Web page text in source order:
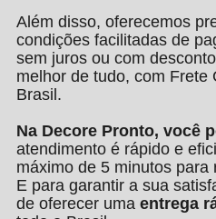
Além disso, oferecemos
condições facilitadas de
sem juros ou com
melhor de tudo, com Frete
Brasil.
Na Decore Pronto, você
atendimento é rápido e
máximo de 5 minutos para
E para garantir a sua
de oferecer uma entrega